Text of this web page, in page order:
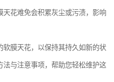
天花难免会积累灰尘或污渍，影响
膜天花，以保持其持久如新的状
与注意事项，帮助您轻松维护这